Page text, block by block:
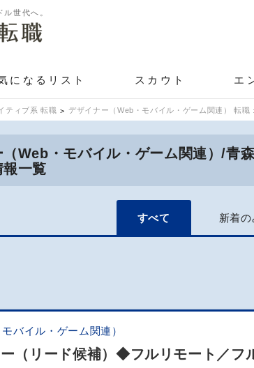
世代へ。
になるリスト スカウト エ
ティブ系 転職 デザイナー（Web・モバイル・ゲーム関連） 転職
（Web・モバイル・ゲーム関連）/青
一覧
すべて 新着の
バイル・ゲーム関連）
（リード候補）◆フルリモート／フ